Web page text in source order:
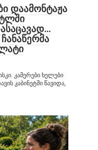
დაამონტაჟა
კამერები ხელები
კაბინეტში წავიდა,